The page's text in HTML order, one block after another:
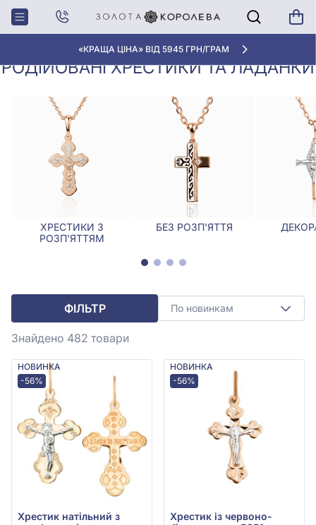
«КРАЩА ЦІНА» ВІД 5945 ГРН/ГРАМ
Головна
Хрестики,
Ладанки
Родійовані хрестики та
ладанки
РОДІЙОВАНІ ХРЕСТИКИ ТА ЛАДАНКИ
ХРЕСТИКИ З
РОЗП'ЯТТЯМ
БЕЗ РОЗП'ЯТТЯ
ФІЛЬТР По новинкам
Знайдено 482 товари
НОВИНКА
-56%
Хрестик натільний з
НОВИНКА
-56%
Хрестик із червоно-